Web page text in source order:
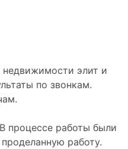
недвижимости элит и
по звонкам.
процессе работы были
работу.